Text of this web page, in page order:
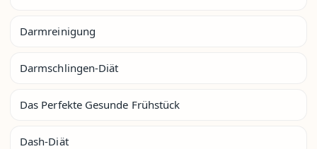
Darmreinigung
Darmschlingen-Diät
Das Perfekte Gesunde Frühstück
Dash-Diät